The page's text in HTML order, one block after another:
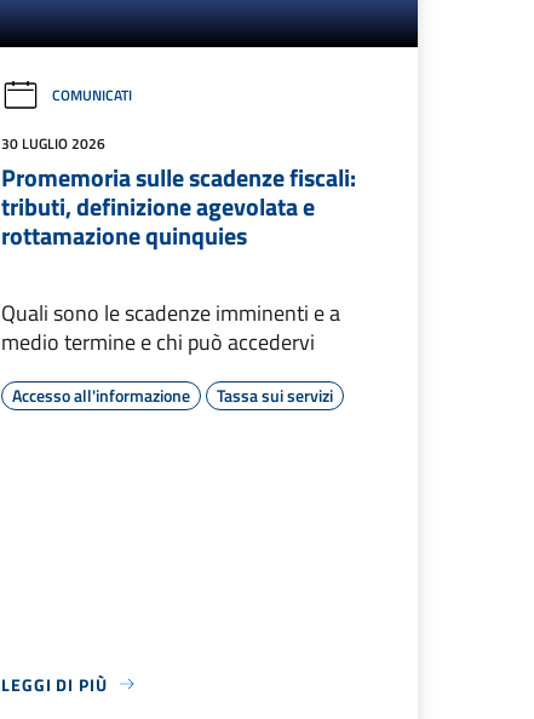
COMUNICATI
30 LUGLIO 2026
Promemoria sulle scadenze fiscali:
tributi, definizione agevolata e
rottamazione quinquies
Quali sono le scadenze imminenti e a
medio termine e chi può accedervi
Accesso all'informazione Tassa sui servizi
LEGGI DI PIÙ